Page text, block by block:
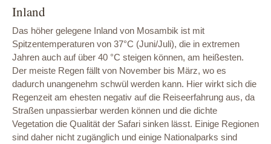
Inland
Das höher gelegene Inland von Mosambik ist mit
Spitzentemperaturen von 37°C (Juni/Juli), die in extremen
Jahren auch auf über 40 °C steigen können, am heißesten.
Der meiste Regen fällt von November bis März, wo es
dadurch unangenehm schwül werden kann. Hier wirkt sich die
Regenzeit am ehesten negativ auf die Reiseerfahrung aus, da
Straßen unpassierbar werden können und die dichte
Vegetation die Qualität der Safari sinken lässt. Einige Regionen
sind daher nicht zugänglich und einige Nationalparks sind